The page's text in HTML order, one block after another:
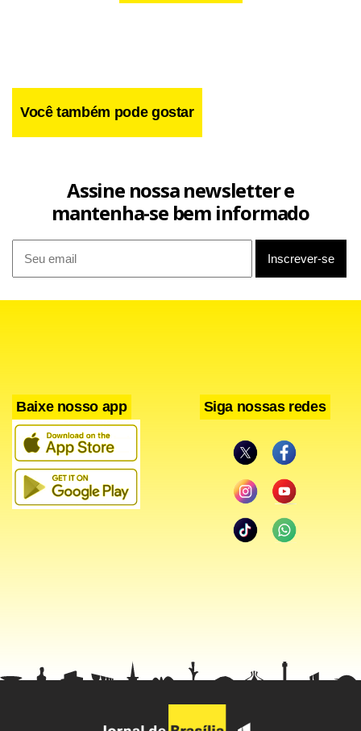
Você também pode gostar
Assine nossa newsletter e
mantenha-se bem informado
Baixe nosso app Siga nossas redes